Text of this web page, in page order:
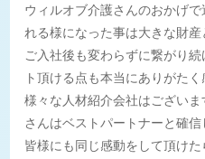
ウィルオブ介護さんのおかげ
れる様になった事は大きな財産
ご入社後も変わらずに繋がり
ト頂ける点も本当にありがたく
様々な人材紹介会社はござい
さんはベストパートナーと確信
皆様にも同じ感動をして頂け